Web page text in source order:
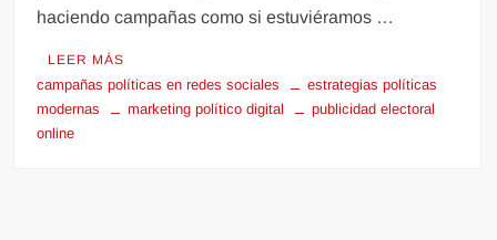
haciendo campañas como si estuviéramos …
LEER MÁS
campañas políticas en redes sociales
estrategias políticas
modernas
marketing político digital
publicidad electoral
online